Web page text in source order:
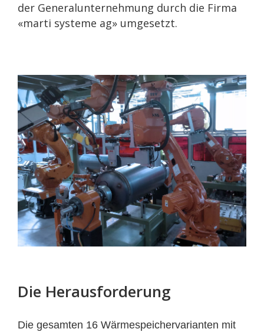
der Generalunternehmung durch die Firma
«marti systeme ag» umgesetzt.
Die Herausforderung
Die gesamten 16 Wärmespeichervarianten mit